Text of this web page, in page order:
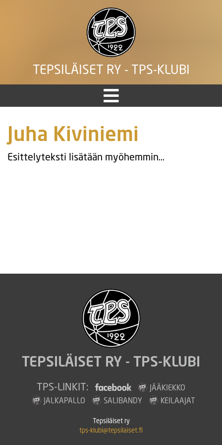
TEPSILÄISET RY - TPS-KLUBI
Juha Kiviniemi
Esittelyteksti lisätään myöhemmin…
TEPSILÄISET RY - TPS-KLUBI
TPS-LINKIT:
JÄÄKIEKKO
JALKAPALLO
SALIBANDY KEILAAJAT
Tepsiläiset ry
tps-klubi@tepsilaiset.fi